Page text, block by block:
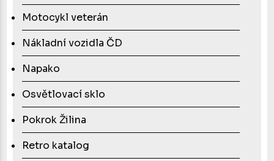
Motocykl veterán
Nákladní vozidla ČD
Napako
Osvětlovací sklo
Pokrok Žilina
Retro katalog